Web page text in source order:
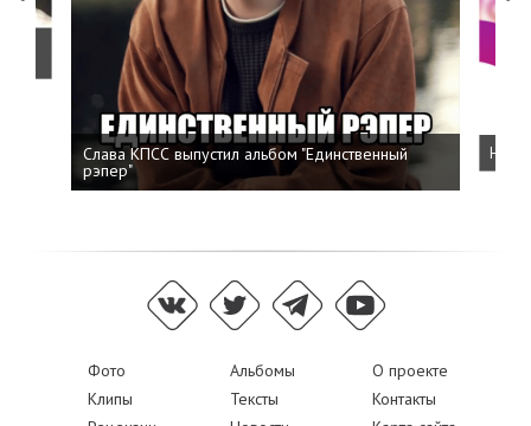
Слава КПСС выпустил альбом "Единственный
рэпер"
Фото Альбомы
О проекте
Клипы
Тексты
Контакты